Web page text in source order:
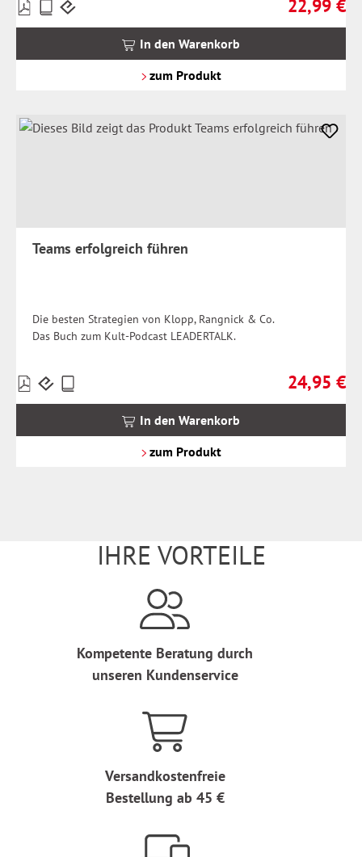
Regulärer
22,99 €
Preise
inkl.
In den Warenkorb
zum Produkt
Teams erfolgreich führen
Die besten Strategien von Klopp, Rangnick & Co.
Das Buch zum Kult-Podcast LEADERTALK.
Regulärer
24,95 €
Preise
inkl.
In den Warenkorb
zum Produkt
IHRE VORTEILE
Kompetente Beratung durch
unseren Kundenservice
Versandkostenfreie
Bestellung ab 45 €